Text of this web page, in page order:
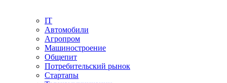
IT
Автомобили
Агропром
Машиностроение
Общепит
Потребительский рынок
Стартапы